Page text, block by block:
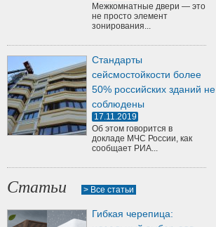
Межкомнатные двери — это
не просто элемент
зонирования...
Стандарты
сейсмостойкости более
50% российских зданий не
соблюдены
17.11.2019
Об этом говорится в
докладе МЧС России, как
сообщает РИА...
Статьи > Все статьи
Гибкая черепица: